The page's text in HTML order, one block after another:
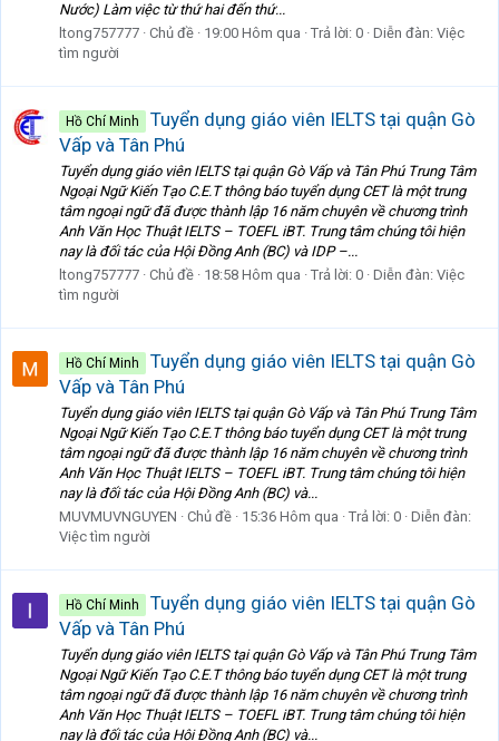
Nước) Làm việc từ thứ hai đến thứ...
ltong757777 Chủ đề 19:00 Hôm qua Trả lời: 0 Diễn đàn: Việc
tìm người
Hồ Chí Minh
Tuyển dụng giáo viên IELTS tại quận Gò
Vấp và Tân Phú
Tuyển dụng giáo viên IELTS tại quận Gò Vấp và Tân Phú Trung Tâm
Ngoại Ngữ Kiến Tạo C.E.T thông báo tuyển dụng CET là một trung
tâm ngoại ngữ đã được thành lập 16 năm chuyên về chương trình
Anh Văn Học Thuật IELTS – TOEFL iBT. Trung tâm chúng tôi hiện
nay là đối tác của Hội Đồng Anh (BC) và IDP –...
ltong757777 Chủ đề 18:58 Hôm qua Trả lời: 0 Diễn đàn: Việc
tìm người
Hồ Chí Minh
Tuyển dụng giáo viên IELTS tại quận Gò
Vấp và Tân Phú
Tuyển dụng giáo viên IELTS tại quận Gò Vấp và Tân Phú Trung Tâm
Ngoại Ngữ Kiến Tạo C.E.T thông báo tuyển dụng CET là một trung
tâm ngoại ngữ đã được thành lập 16 năm chuyên về chương trình
Anh Văn Học Thuật IELTS – TOEFL iBT. Trung tâm chúng tôi hiện
nay là đối tác của Hội Đồng Anh (BC) và...
MUVMUVNGUYEN
Chủ đề 15:36 Hôm qua Trả lời: 0 Diễn đàn:
Việc tìm người
Hồ Chí Minh
Tuyển dụng giáo viên IELTS tại quận Gò
Vấp và Tân Phú
Tuyển dụng giáo viên IELTS tại quận Gò Vấp và Tân Phú Trung Tâm
Ngoại Ngữ Kiến Tạo C.E.T thông báo tuyển dụng CET là một trung
tâm ngoại ngữ đã được thành lập 16 năm chuyên về chương trình
Anh Văn Học Thuật IELTS – TOEFL iBT. Trung tâm chúng tôi hiện
nay là đối tác của Hội Đồng Anh (BC) và...